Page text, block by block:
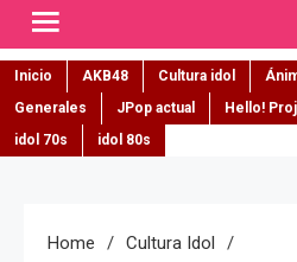
Inicio AKB48 Cultura idol
Generales
JPop actual Hello!
idol 70s
idol 80s
Home
Cultura Idol